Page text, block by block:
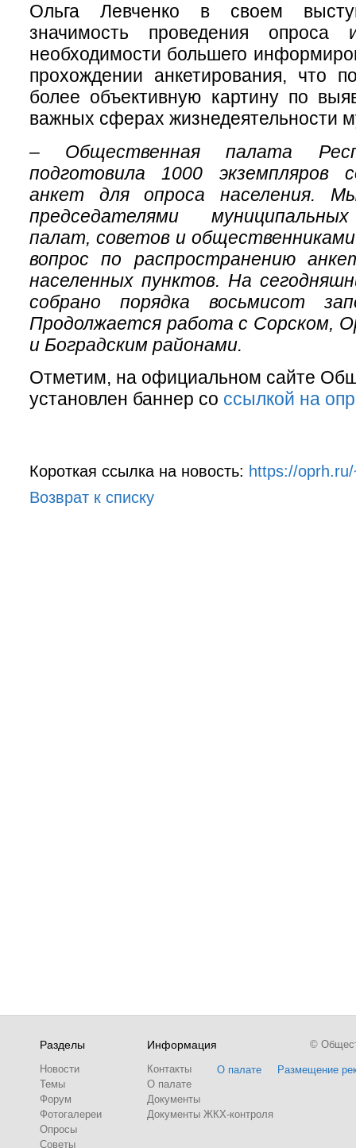
Ольга Левченко в своем
значимость проведения опроса
необходимости большего
прохождении анкетирования, что
более объективную картину по
важных сферах жизнедеятельности
– Общественная палата
подготовила 1000 экземпляров
анкет для опроса населения.
председателями
палат, советов и
вопрос по распространению
населенных пунктов. На
собрано порядка восьмисот
Продолжается работа с Сорском,
и Боградским районами.
Отметим, на официальном сайте
установлен баннер со ссылкой на
Короткая ссылка на новость: https://
Возврат к списку
Разделы
Новости
Темы
Форум
Фотогалереи
Опросы
Советы
Информация
Контакты
О палате
Документы
Документы ЖКХ-контроля
О палате Размещение
©